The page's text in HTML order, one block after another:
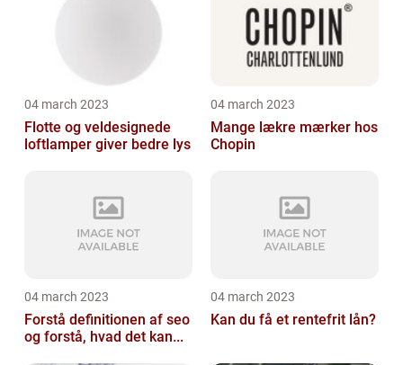
04 march 2023
Flotte og veldesignede
loftlamper giver bedre lys
04 march 2023
Mange lækre mærker hos
Chopin
04 march 2023
Forstå definitionen af seo
og forstå, hvad det kan...
04 march 2023
Kan du få et rentefrit lån?